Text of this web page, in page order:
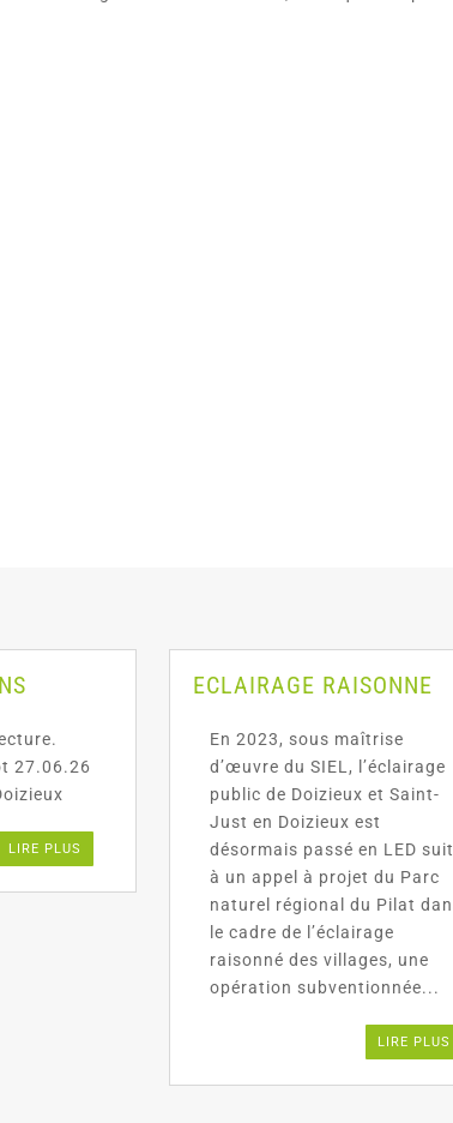
27.06.26
LIRE PLUS
ECLAIRAGE RAISONNE
En 2023, sous maîtrise
d’œuvre du SIEL, l’éclairage
public de Doizieux et Saint-
Just en Doizieux est
désormais passé en LED
à un appel à projet du Parc
naturel régional du Pilat
le cadre de l’éclairage
raisonné des villages, une
opération subventionnée...
LIRE PLUS